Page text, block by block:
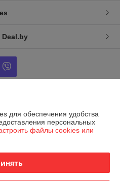
офис 1-10
для обеспечения удобства
персональных
файлы cookies или